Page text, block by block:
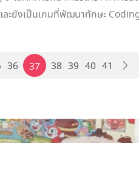
ละยังเป็นเกมที่พัฒนาทักษะ
36 37 38 39 40 41